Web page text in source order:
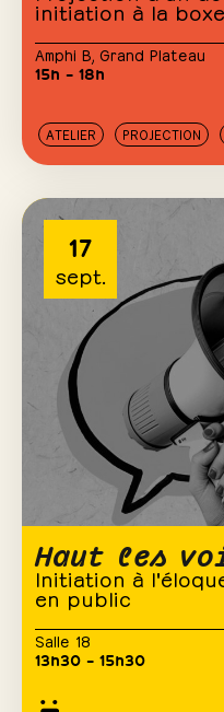
initiation à la
Amphi B Grand Plateau
15h – 18h
ATELIER PROJECTION
17
sept.
Haut les
Initiation à
en public
Salle 18
13h30 – 15h30